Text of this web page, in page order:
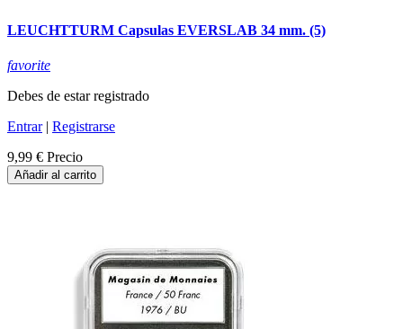
LEUCHTTURM Capsulas EVERSLAB 34 mm. (5)
favorite
Debes de estar registrado
Entrar| Registrarse
9,99 € Precio
Añadir al carrito